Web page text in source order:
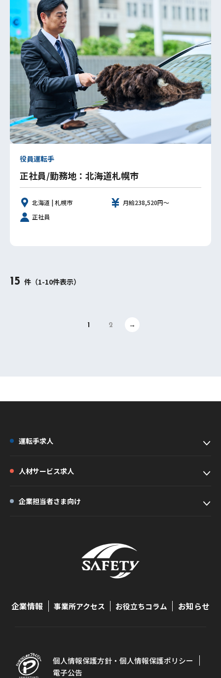
役員運転手
正社員/勤務地：北海道札幌市
北海道 | 札幌市
月給238,520円～
正社員
15 件（1-10件表示）
1 2 →
運転手求人
人材サービス求人
企業担当者さま向け
企業情報 事業所アクセス お役立ちコラム お知らせ
個人情報保護方針・個人情報保護ポリシー
電子公告